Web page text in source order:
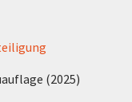
(2025)